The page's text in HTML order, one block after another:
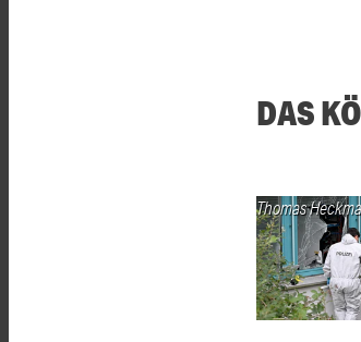
DAS
Thomas